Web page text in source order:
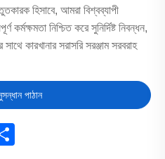
হিসাবে, আমরা বিশ্বব্যাপী
নিশ্চিত করে সুনির্দিষ্ট নিবন্ধন,
কারখানার সরাসরি সরঞ্জাম সরবরাহ
পাঠান